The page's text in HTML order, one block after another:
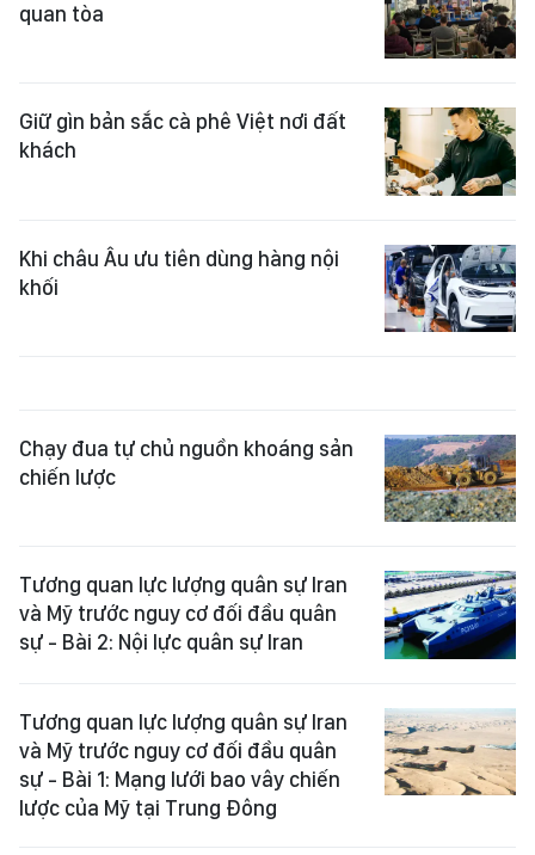
quan tòa
Giữ gìn bản sắc cà phê Việt nơi đất
khách
Khi châu Âu ưu tiên dùng hàng nội
khối
Chạy đua tự chủ nguồn khoáng sản
chiến lược
Tương quan lực lượng quân sự Iran
và Mỹ trước nguy cơ đối đầu quân
sự - Bài 2: Nội lực quân sự Iran
Tương quan lực lượng quân sự Iran
và Mỹ trước nguy cơ đối đầu quân
sự - Bài 1: Mạng lưới bao vây chiến
lược của Mỹ tại Trung Đông